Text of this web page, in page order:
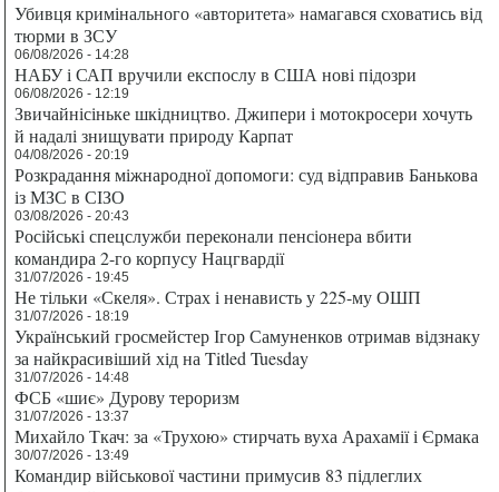
Убивця кримінального «авторитета» намагався сховатись від
тюрми в ЗСУ
06/08/2026 - 14:28
НАБУ і САП вручили експослу в США нові підозри
06/08/2026 - 12:19
Звичайнісіньке шкідництво. Джипери і мотокросери хочуть
й надалі знищувати природу Карпат
04/08/2026 - 20:19
Розкрадання міжнародної допомоги: суд відправив Банькова
із МЗС в СІЗО
03/08/2026 - 20:43
Російські спецслужби переконали пенсіонера вбити
командира 2-го корпусу Нацгвардії
31/07/2026 - 19:45
Не тільки «Скеля». Страх і ненависть у 225-му ОШП
31/07/2026 - 18:19
Український гросмейстер Ігор Самуненков отримав відзнаку
за найкрасивіший хід на Titled Tuesday
31/07/2026 - 14:48
ФСБ «шиє» Дурову тероризм
31/07/2026 - 13:37
Михайло Ткач: за «Трухою» стирчать вуха Арахамії і Єрмака
30/07/2026 - 13:49
Командир військової частини примусив 83 підлеглих